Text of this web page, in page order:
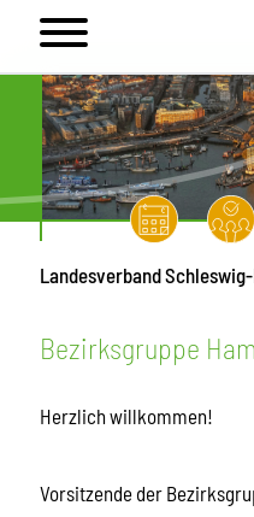
Landesverband
Bezirksgruppe
Herzlich willkommen!
Vorsitzende der